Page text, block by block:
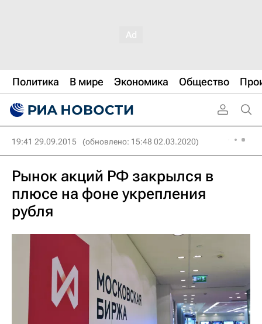
Политика В мире Экономика Общество
19:41 29.09.2015 (обновлено: 15:48 02.03.2020)
Рынок акций РФ закрылся в
плюсе на фоне укрепления
рубля